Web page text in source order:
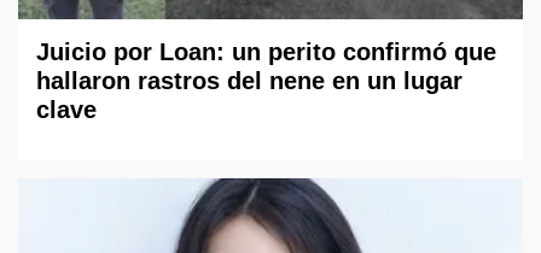
Juicio por Loan: un perito confirmó que
hallaron rastros del nene en un lugar
clave